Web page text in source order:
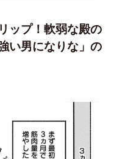
ップ！軟弱な殿の
い男になりな」の